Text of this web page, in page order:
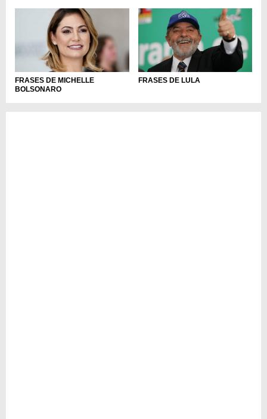
FRASES DE MICHELLE
BOLSONARO
FRASES DE LULA